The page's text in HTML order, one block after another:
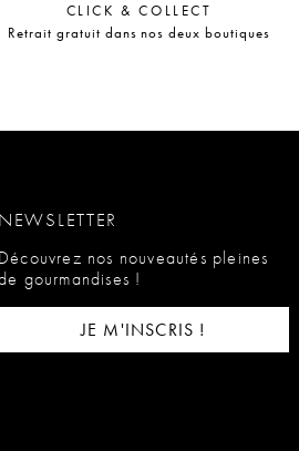
CLICK & COLLECT
Retrait gratuit dans nos deux boutiques
NEWSLETTER
Découvrez nos nouveautés pleines
gourmandises !
JE M'INSCRIS !